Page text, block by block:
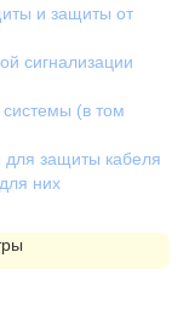
и защиты от
сигнализации
(в том
для защиты кабеля
них